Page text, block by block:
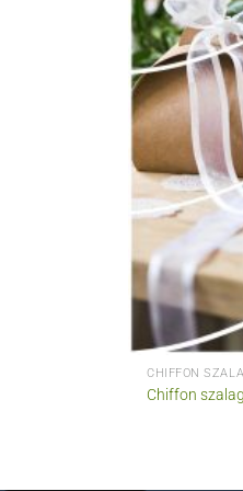
CHIFFON
Chiffon szalag